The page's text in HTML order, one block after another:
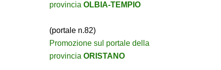
provincia OLBIA-TEMPIO
(portale n.82)
Promozione sul portale della
provincia ORISTANO